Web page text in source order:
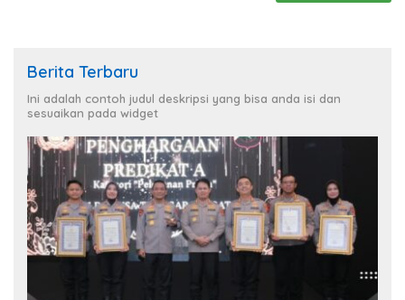
Berita Terbaru
Ini adalah contoh judul deskripsi yang bisa anda isi dan
sesuaikan pada widget